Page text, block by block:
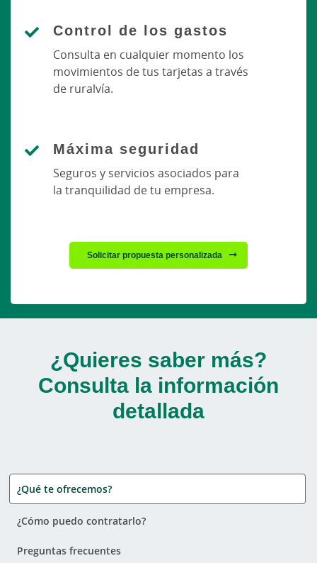
Control de los gastos
Consulta en cualquier momento los
movimientos de tus tarjetas a través
de ruralvía.
Máxima seguridad
Seguros y servicios asociados para
la tranquilidad de tu empresa.
Solicitar propuesta personalizada
¿Quieres saber más?
Consulta la información
detallada
¿Qué te ofrecemos?
¿Cómo puedo contratarlo?
Preguntas frecuentes